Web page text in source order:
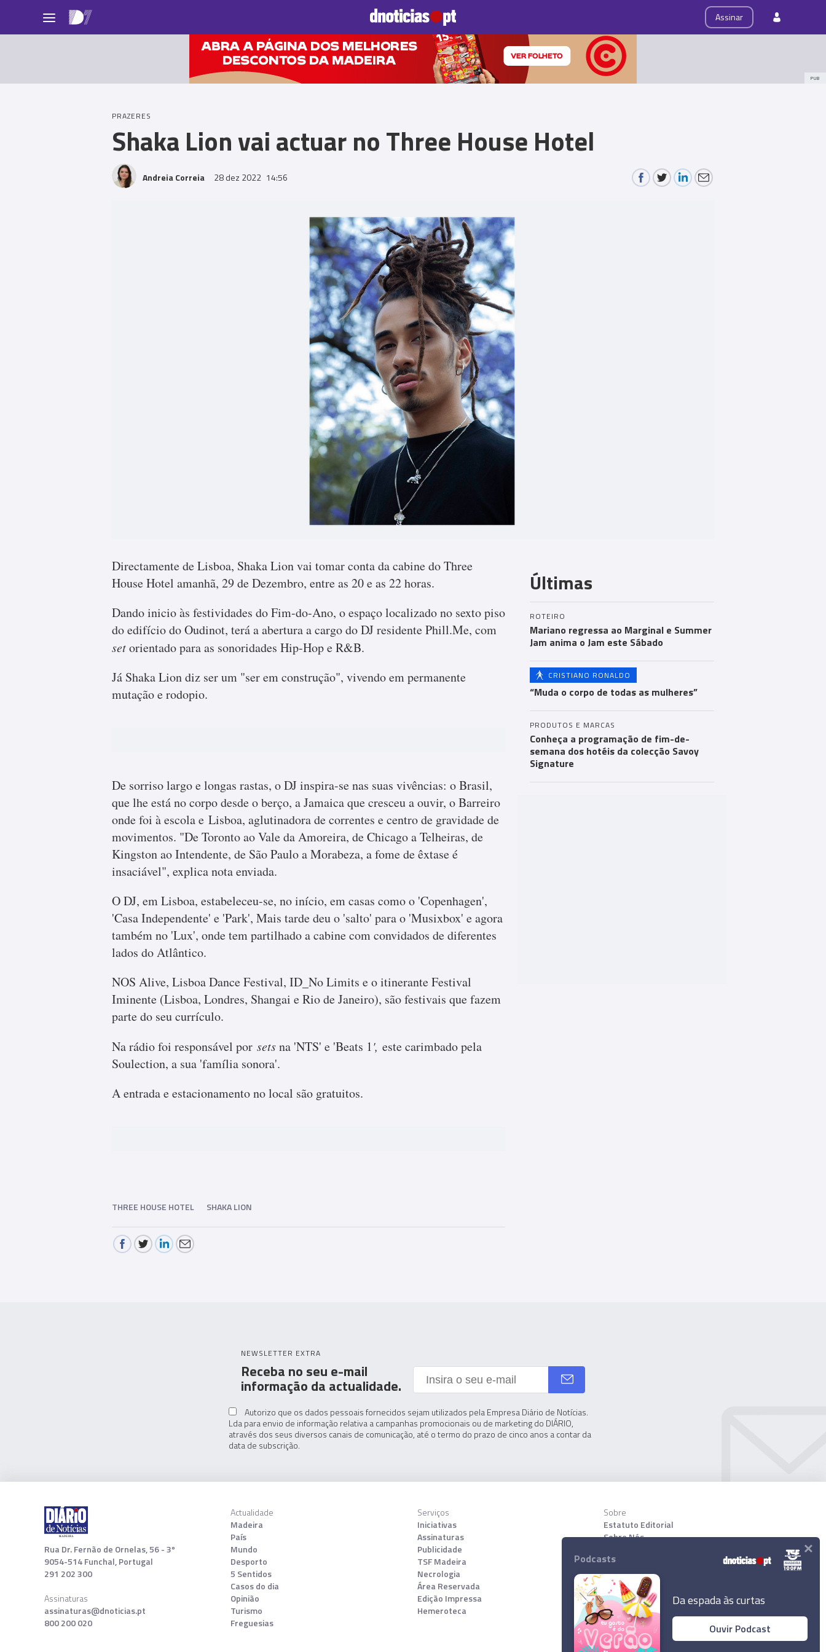
Assinar
Palavras Produto e Marcas
PUB
PRAZERES
Shaka Lion vai actuar no Three House Hotel
Andreia Correia 28 dez 2022 14:56
Directamente de Lisboa, Shaka Lion vai tomar conta da cabine do Three
House Hotel amanhã, 29 de Dezembro, entre as 20 e as 22 horas.
Dando inicio às festividades do Fim-do-Ano, o espaço localizado no sexto piso
do edifício do Oudinot, terá a abertura a cargo do DJ residente Phill.Me, com
setorientado para as sonoridades Hip-Hop e R&B.
Já Shaka Lion diz ser um "ser em construção", vivendo em permanente
mutação e rodopio.
De sorriso largo e longas rastas, o DJ inspira-se nas suas vivências: o Brasil,
que lhe está no corpo desde o berço, a Jamaica que cresceu a ouvir, o Barreiro
onde foi à escola e Lisboa, aglutinadora de correntes e centro de gravidade de
movimentos. "De Toronto ao Vale da Amoreira, de Chicago a Telheiras, de
Kingston ao Intendente, de São Paulo a Morabeza, a fome de êxtase é
insaciável", explica nota enviada.
O DJ, em Lisboa, estabeleceu-se, no início, em casas como o 'Copenhagen',
'Casa Independente' e 'Park', Mais tarde deu o 'salto' para o 'Musixbox' e agora
também no 'Lux', onde tem partilhado a cabine com convidados de diferentes
lados do Atlântico.
NOS Alive, Lisboa Dance Festival, ID_No Limits e o itinerante Festival
Iminente (Lisboa, Londres, Shangai e Rio de Janeiro), são festivais que fazem
parte do seu currículo.
Na rádio foi responsável por setsna 'NTS' e 'Beats 1', este carimbado pela
Soulection, a sua 'família sonora'.
A entrada e estacionamento no local são gratuitos.
THREE HOUSE HOTEL SHAKA LION
Últimas
ROTEIRO
Mariano regressa ao Marginal e Summer
Jam anima o Jam este Sábado
CRISTIANO RONALDO
“Muda o corpo de todas as mulheres”
PRODUTOS E MARCAS
Conheça a programação de fim-de-
semana dos hotéis da colecção Savoy
Signature
NEWSLETTER EXTRA
Receba no seu e-mail
informação da actualidade.
Autorizo que os dados pessoais fornecidos sejam utilizados pela Empresa Diário de Notícias.
Lda para envio de informação relativa a campanhas promocionais ou de marketing do DIÁRIO,
através dos seus diversos canais de comunicação, até o termo do prazo de cinco anos a contar da
data de subscrição.
Rua Dr. Fernão de Ornelas, 56 - 3º
9054-514 Funchal, Portugal
291 202 300
Assinaturas
assinaturas@dnoticias.pt
800 200 020
Actualidade
Madeira
País
Mundo
Desporto
5 Sentidos
Casos do dia
Opinião
Turismo
Freguesias
Serviços
Iniciativas
Assinaturas
Publicidade
TSF Madeira
Necrologia
Área Reservada
Edição Impressa
Hemeroteca
Sobre
Estatuto Editorial
Sobre Nós
Download App
Podcasts
Da espada às curtas
Ouvir Podcast
×